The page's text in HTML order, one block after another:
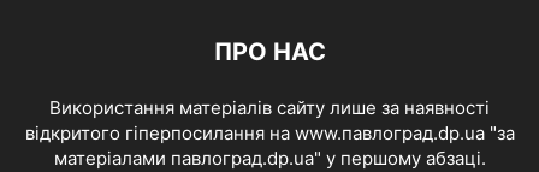
ПРО НАС
Використання матеріалів сайту лише за наявності
відкритого гіперпосилання на www.павлоград.dp.ua "за
матеріалами павлоград.dp.ua" у першому абзаці.